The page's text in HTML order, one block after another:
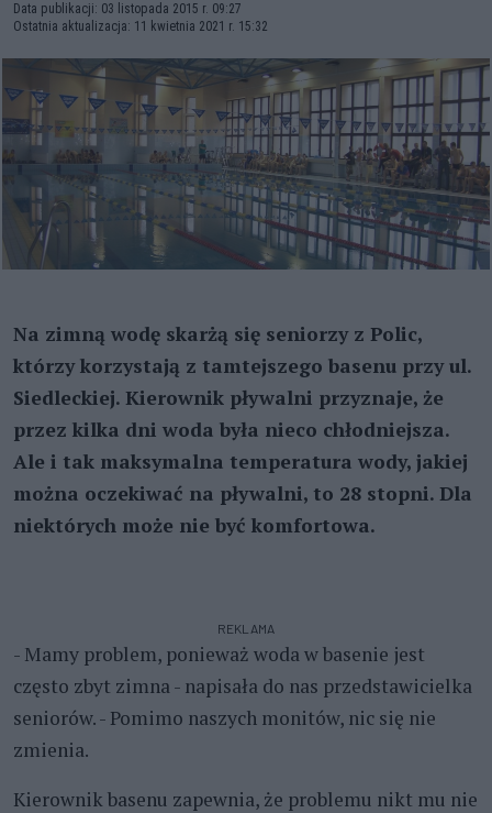
Data publikacji: 03 listopada 2015 r. 09:27
Ostatnia aktualizacja: 11 kwietnia 2021 r. 15:32
Na zimną wodę skarżą się seniorzy z Polic,
którzy korzystają z tamtejszego basenu przy ul.
Siedleckiej. Kierownik pływalni przyznaje, że
przez kilka dni woda była nieco chłodniejsza.
Ale i tak maksymalna temperatura wody, jakiej
można oczekiwać na pływalni, to 28 stopni. Dla
niektórych może nie być komfortowa.
REKLAMA
- Mamy problem, ponieważ woda w basenie jest
często zbyt zimna - napisała do nas przedstawicielka
seniorów. - Pomimo naszych monitów, nic się nie
zmienia.
Kierownik basenu zapewnia, że problemu nikt mu nie